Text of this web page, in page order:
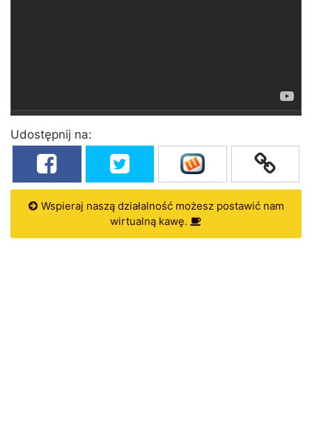
Udostępnij na:
Wspieraj naszą działalność możesz postawić nam
wirtualną kawę.